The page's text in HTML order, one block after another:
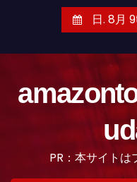
日. 8月
PR：本サイト